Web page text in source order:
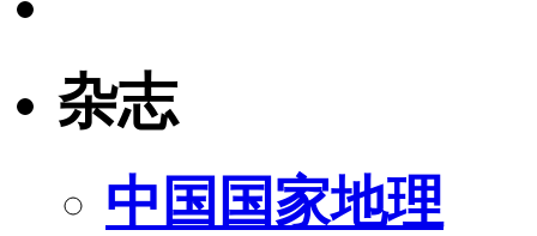
杂志
中国国家地理